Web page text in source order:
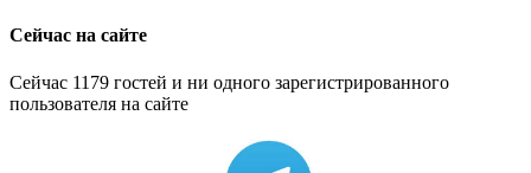
Сейчас на сайте
Сейчас 1179 гостей и ни одного зарегистрированного
пользователя на сайте